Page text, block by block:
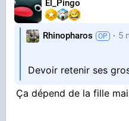
El_Pingo
Rhinopharos 5
Devoir retenir ses
Ça dépend de la fille